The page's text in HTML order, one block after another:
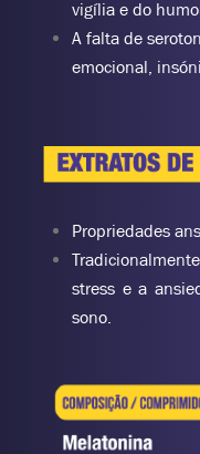
vigília e do
A falta de
emocional,
Propriedades
stress e a
sono.